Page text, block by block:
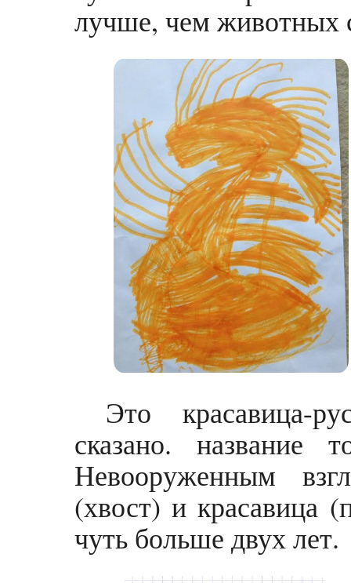
лучше, чем животных
Это красавица-
сказано. название
Невооруженным
(хвост) и красавица
чуть больше двух лет.